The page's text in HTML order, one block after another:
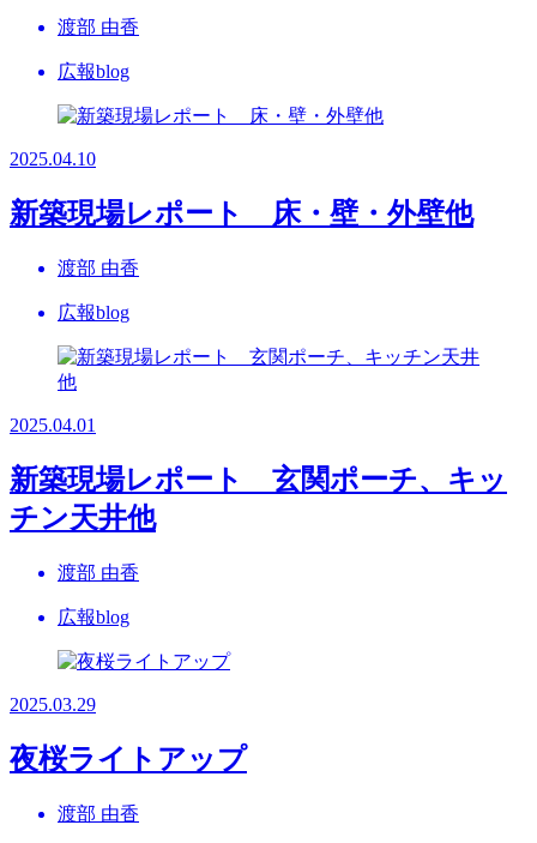
渡部 由香
広報blog
2025.04.10
新築現場レポート 床・壁・外壁他
渡部 由香
広報blog
2025.04.01
新築現場レポート 玄関ポーチ、キッ
チン天井他
渡部 由香
広報blog
2025.03.29
夜桜ライトアップ
渡部 由香